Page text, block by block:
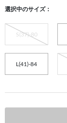
選択中のサイズ：
S(37)-80
L(41)-84